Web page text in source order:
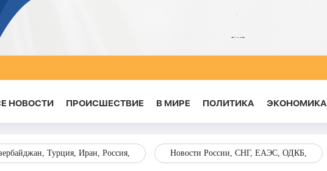
НОВОСТИ ПРОИСШЕСТВИЕ В МИРЕ ПОЛИТИКА ЭКОНОМИКА
Турция, Иран, Россия, Новости России, СНГ, ЕАЭС, ОДКБ,